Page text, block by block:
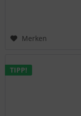
Merken
TIPP!